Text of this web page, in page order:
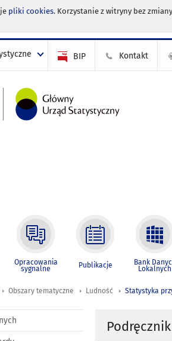
pliki cookies. Korzystanie z witryny bez
BIP Kontakt
Opracowania
sygnalne Publikacje Bank
Lokalnych
Obszary tematyczne Ludność Statystyka